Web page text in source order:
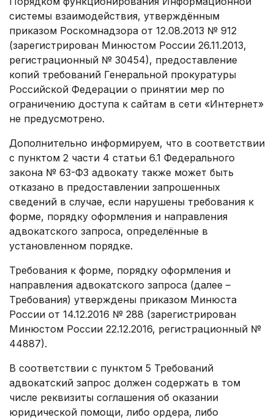
системы взаимодействия, утверждённым
приказом Роскомнадзора от 12.08.2013 № 912
(зарегистрирован Минюстом России 26.11.2013,
регистрационный № 30454), предоставление
копий требований Генеральной прокуратуры
Российской Федерации о принятии мер по
ограничению доступа к сайтам в сети «Интернет»
не предусмотрено.
Дополнительно информируем, что в соответствии
с пунктом 2 части 4 статьи 6.1 Федерального
закона № 63-ФЗ адвокату также может быть
отказано в предоставлении запрошенных
сведений в случае, если нарушены требования к
форме, порядку оформления и направления
адвокатского запроса, определённые в
установленном порядке.
Требования к форме, порядку оформления и
направления адвокатского запроса (далее –
Требования) утверждены приказом Минюста
России от 14.12.2016 № 288 (зарегистрирован
Минюстом России 22.12.2016, регистрационный №
44887).
В соответствии с пунктом 5 Требований
адвокатский запрос должен содержать в том
числе реквизиты соглашения об оказании
юридической помощи, либо ордера, либо